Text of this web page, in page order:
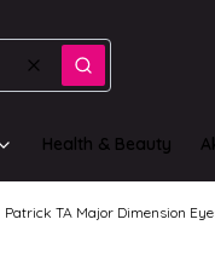
WyczyśćSzukaj
Health & Beauty
Patrick TA Major Dimension